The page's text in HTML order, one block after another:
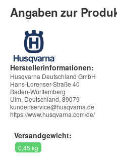
Angaben zur
Herstellerinformationen:
Husqvarna Deutschland GmbH
Hans-Lorenser-Straße 40
Baden-Württemberg
Ulm, Deutschland, 89079
kundenservice@husqvarna.de
https://www.husqvarna.com/de/
Versandgewicht:
0,45 kg